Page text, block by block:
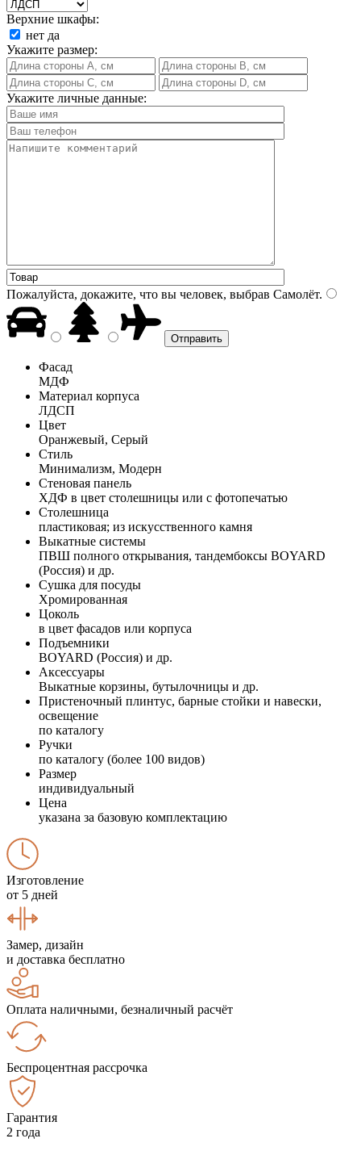
Верхние шкафы:
нет да
Укажите размер:
Укажите личные данные:
Пожалуйста, докажите, что вы человек, выбрав Самолёт.
Фасад
МДФ
Материал корпуса
ЛДСП
Цвет
Оранжевый, Серый
Стиль
Минимализм, Модерн
Стеновая панель
ХДФ в цвет столешницы или с фотопечатью
Столешница
пластиковая; из искусственного камня
Выкатные системы
ПВШ полного открывания, тандембоксы BOYARD
(Россия) и др.
Сушка для посуды
Хромированная
Цоколь
в цвет фасадов или корпуса
Подъемники
BOYARD (Россия) и др.
Аксессуары
Выкатные корзины, бутылочницы и др.
Пристеночный плинтус, барные стойки и навески,
освещение
по каталогу
Ручки
по каталогу (более 100 видов)
Размер
индивидуальный
Цена
указана за базовую комплектацию
Изготовление
от 5 дней
Замер, дизайн
и доставка бесплатно
Оплата наличными, безналичный расчёт
Беспроцентная рассрочка
Гарантия
2 года